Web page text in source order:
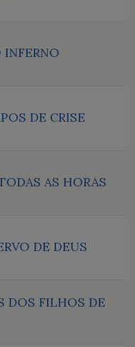
INFERNO
DE CRISE
AS HORAS
DE DEUS
DOS FILHOS DE